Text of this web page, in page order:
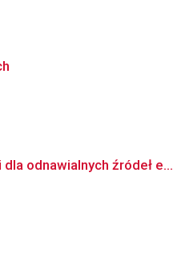
odnawialnych źródeł e...